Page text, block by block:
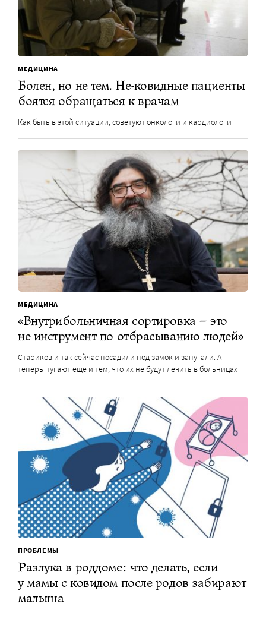
МЕДИЦИНА
Болен, но не тем. Не-ковидные пациенты
боятся обращаться к врачам
Как быть в этой ситуации, советуют онкологи и кардиологи
МЕДИЦИНА
«Внутрибольничная сортировка – это
не инструмент по отбрасыванию людей»
Стариков и так сейчас посадили под замок и запугали. А
теперь пугают еще и тем, что их не будут лечить в больницах
ПРОБЛЕМЫ
Разлука в роддоме: что делать, если
у мамы с ковидом после родов забирают
малыша